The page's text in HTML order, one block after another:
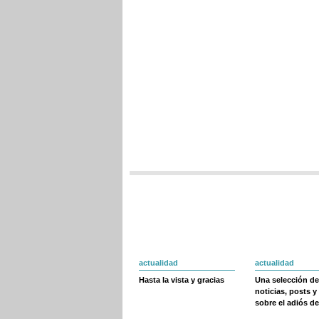
actualidad
Hasta la vista y gracias
actualidad
Una selección de
noticias, posts y
sobre el adiós